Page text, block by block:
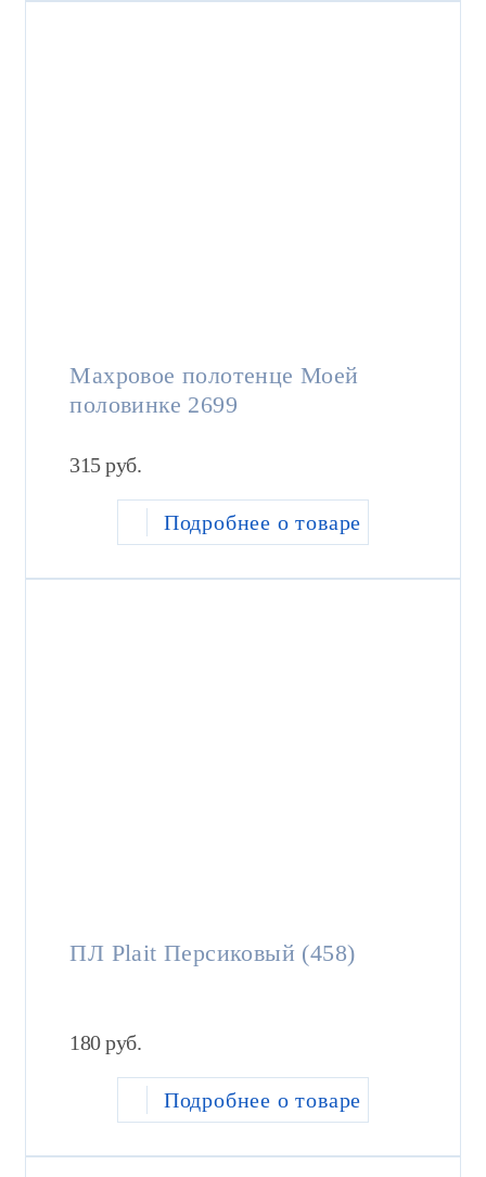
Махровое полотенце Моей
половинке 2699
315руб.
Подробнее о товаре
ПЛ Plait Персиковый (458)
180руб.
Подробнее о товаре